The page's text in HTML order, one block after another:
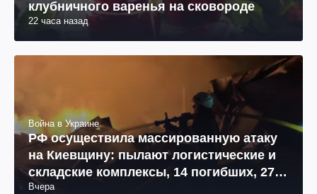
клубничного варенья на сковороде
22 часа назад
Война в Украине
РФ осуществила массированную атаку
на Киевщину: пылают логистические и
складские комплексы, 14 погибших, 27
раненых (фото, видео)
Вчера